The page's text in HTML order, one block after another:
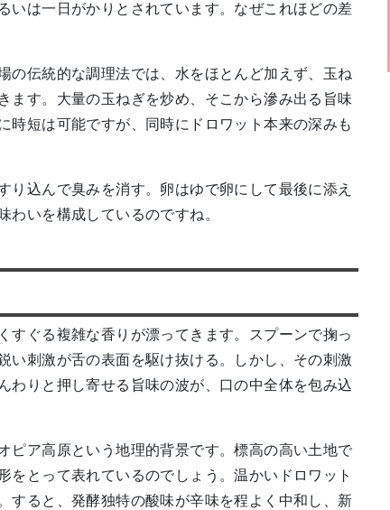
いは一日がかりとされています。なぜこれほどの差
の伝統的な調理法では、水をほとんど加えず、玉ね
ます。大量の玉ねぎを炒め、そこから滲み出る旨味
時短は可能ですが、同時にドロワット本来の深みも
込んで臭みを消す。卵はゆで卵にして最後に添え
いを構成しているのですね。
すぐる複雑な香りが漂ってきます。スプーンで掬っ
い刺激が舌の表面を駆け抜ける。しかし、その刺激
わりと押し寄せる旨味の波が、口の中全体を包み込
ピア高原という地理的背景です。標高の高い土地で
とって表れているのでしょう。温かいドロワット
すると、発酵独特の酸味が辛味を程よく中和し、新